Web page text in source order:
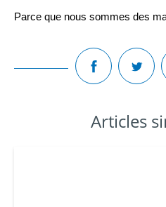
Parce que nous sommes des
Articles